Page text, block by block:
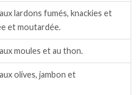
lardons fumés, knackies et
et moutardée.
moules et au thon.
olives, jambon et